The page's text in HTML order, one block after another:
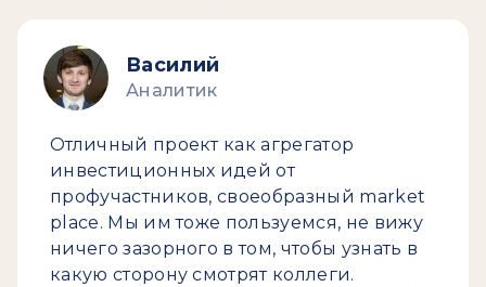
Василий
Аналитик
Отличный проект как агрегатор
инвестиционных идей от
профучастников, своеобразный market
place. Мы им тоже пользуемся, не вижу
ничего зазорного в том, чтобы узнать в
какую сторону смотрят коллеги.